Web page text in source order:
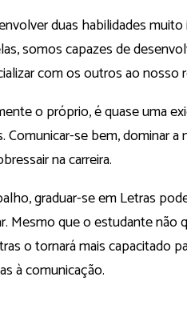
duas habilidades
somos capazes de
com os outros ao nosso
o próprio, é quase uma
Comunicar-se bem, dominar
na carreira.
graduar-se em Letras
Mesmo que o estudante não
o tornará mais capacitado
à comunicação.